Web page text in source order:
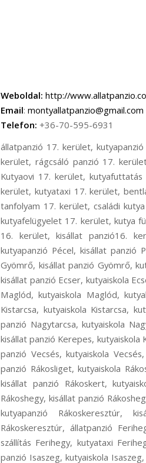
Weboldal: http://
Email: montyallatpanzio@gmail.com
Telefon: +36-70-595-6931
állatpanzió 17. kerület, kutyapanzió 17. kerület, cicapanzió 17. kerület, madár panzió 17. kerület, kisállat panzió 17. kerület, rágcsáló panzió 17. kerület, kutyanapközi 17. kerület, kutyakozmetika 17. kerület, Kutyaiskola 17. kerület, Kutyaovi 17. kerület, kutyafuttatás 17. kerület, kutyasétáltatás 17. kerület, állatorvos 17. kerület, állatszállítás 17. kerület, kutyataxi 17. kerület, bentlakásos kutyakiképzés 17. kerület, kutyakiképző telep 17. kerület, kölyök alapozó tanfolyam 17. kerület, családi kutya tanfolyam 17. kerület, ingyenes chip olvasás17. kerület, kutyaőrzés 17. kerület, kutyafelügyelet 17. kerület, kutya fürdetés 17. kerület, kutya nyírása 17. kerület, állatpanzió 16. kerület, kutyapanzió 16. kerület, kisállat panzió16. kerület, kutyaiskola 16. kerület, kutyakozmetika 16. kerület, állatpanzió Pécel, kutyapanzió Pécel, kisállat panzió Pécel, kutyaiskola Pécel, kutyakozmetika Pécel, állatpanzió Gyömrő, kutyapanzió Gyömrő, kisállat panzió Gyömrő, kutyaiskola Gyömrő, kutyakozmetika Gyömrő, állatpanzió Ecser, kutyapanzió Ecser, kisállat panzió Ecser, kutyaiskola Ecser, kutyakozmetika Ecser, állatpanzió Maglód, kutyapanzió Maglód, kisállat panzió Maglód, kutyaiskola Maglód, kutyakozmetika Maglód, állatpanzió Kistarcsa, kutyapanzió Kistarcsa, kisállat panzió Kistarcsa, kutyaiskola Kistarcsa, kutyakozmetika Kistarcsa, állatpanzió Nagytarcsa, kutyapanzió Nagytarcsa, kisállat panzió Nagytarcsa, kutyaiskola Nagytarcsa, kutyakozmetika Nagytarcsa, állatpanzió Kerepes, kutyapanzió Kerepes, kisállat panzió Kerepes, kutyaiskola Kerepes, kutyakozmetika Kerepes, állatpanzió Vecsés, kutyapanzió Vecsés, kisállat panzió Vecsés, kutyaiskola Vecsés, kutyakozmetika Vecsés, állatpanzió Rákosliget, kutyapanzió Rákosliget, kisállat panzió Rákosliget, kutyaiskola Rákosliget, kutyakozmetika Rákosliget, állatpanzió Rákoskert, kutyapanzió Rákoskert, kisállat panzió Rákoskert, kutyaiskola Rákoskert, kutyakozmetika Rákoskert, állatpanzió Rákoshegy, kutyapanzió Rákoshegy, kisállat panzió Rákoshegy, kutyaiskola Rákoshegy, kutyakozmetika Rákoshegy, állatpanzió Rákoskeresztúr, kutyapanzió Rákoskeresztúr, kisállat panzió Rákoskeresztúr, kutyaiskola Rákoskeresztúr, kutyakozmetika Rákoskeresztúr, állatpanzió Ferihegy, kutyapanzió Ferihegy, kisállat panzió Ferihegy, kutyaiskola Ferihegy, kutya szállítás Ferihegy, kutyataxi Ferihegy, kutya elhelyezés Ferihegy, állatpanzió Isaszeg, kutyapanzió Isaszeg, kisállat panzió Isaszeg, kutyaiskola Isaszeg, kutyakozmetika Isaszeg, állatpanzió Csömör, kutyapanzió Csömör, kisállat panzió Csömör, kutyaiskola Csömör, kutyakozmetika Csömör, állatpanzió Pest megye, kutyapanzió Pest megye, kisállat panzió Pest megye, kutyaiskola Pest megye, állatpanzió Rákoscsaba, kutyapanzió Rákoscsaba, cicapanzió Rákoscsaba, madár panzió Rákoscsaba, kisállat panzió Rákoscsaba, rágcsáló panzió Rákoscsaba, kutyanapközi Rákoscsaba, kutyakozmetika Rákoscsaba, kutyaiskola Rákoscsaba, kutyaovi Rákoscsaba, kutyafuttatás Rákoscsaba, kutya sétáltatás